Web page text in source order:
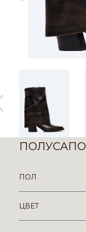
ПОЛ
ЦВЕТ